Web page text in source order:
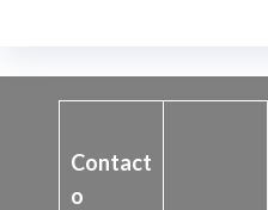
Contact
o